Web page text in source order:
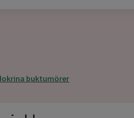
buktumörer